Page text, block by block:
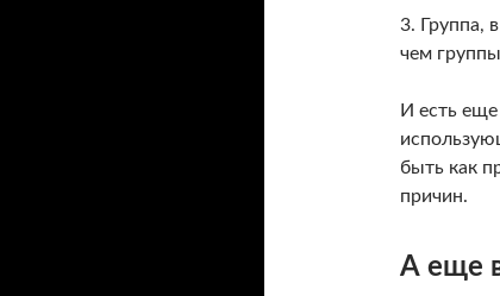
3. Группа,
чем
И есть
быть как
причин.
А еще